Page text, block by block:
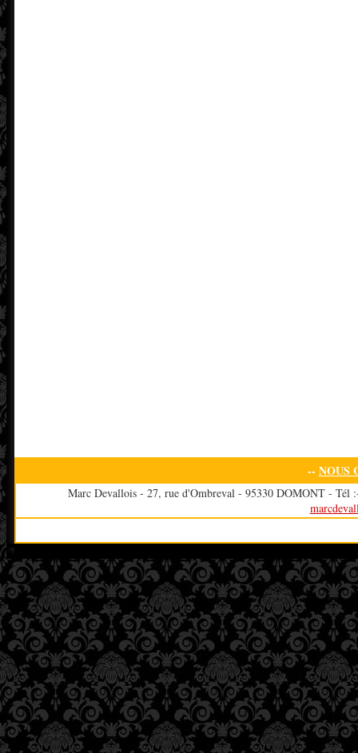
-- NOUS
Marc Devallois - 27, rue d'Ombreval - 95330 DOMONT -